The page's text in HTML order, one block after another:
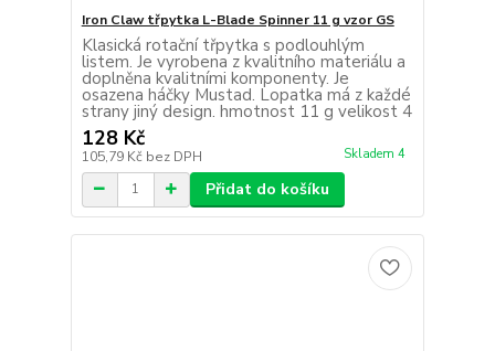
Iron Claw třpytka L-Blade Spinner 11 g vzor GS
Klasická rotační třpytka s podlouhlým
listem. Je vyrobena z kvalitního materiálu a
doplněna kvalitními komponenty. Je
osazena háčky Mustad. Lopatka má z každé
strany jiný design. hmotnost 11 g velikost 4
128 Kč
105,79 Kč bez DPH Skladem 4
Přidat do košíku